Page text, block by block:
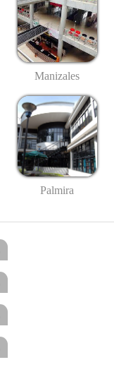
Manizales
Palmira